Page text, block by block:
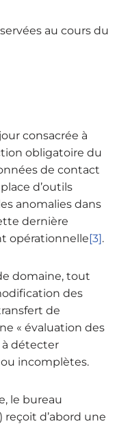
au cours du
consacrée à
obligatoire du
de contact
d’outils
anomalies dans
dernière
opérationnelle[3].
domaine, tout
des
de
« évaluation des
à détecter
incomplètes.
le bureau
reçoit d’abord une